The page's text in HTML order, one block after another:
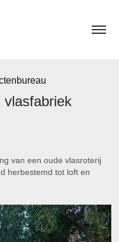
vlasfabriek
van een oude vlasroterij
herbestemd tot loft en